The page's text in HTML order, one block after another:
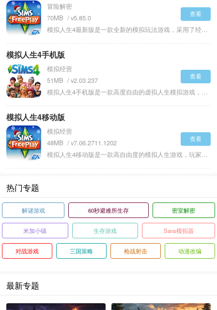
冒险解密
70MB
v5.85.0
模拟人生4最新版是一款全新的模拟玩法游戏，采用了经典的真实模拟玩法模式，玩家可以从零开始创造一个全新的游戏角色，从他的外貌到个性以及爱好等都由你来打造，不同的性格也会影响后续人生中的一些抉择，在游戏中你也会参与社交，结婚生子等，体验真实的人生生活，还可以选择自己的工作职业以及人生目标，同时还有各种丰富的选项发挥你的创造力，没有任何的约束和困扰，在模拟人生的世界里体验别样的另一番人生历程。
查看
模拟人生4手机版
模拟经营
51MB
v2.03.237
模拟人生4手机版是一款高度自由的虚拟人生模拟游戏，将经典的PC端生活沙盒体验完美移植至移动平台，让玩家随时随地开启一段属于自己的人生故事。在游戏中，你将成为自己人生的导演，从零开始创建角色、设计家园、规划人生路径，体验从呱呱坠地到成家立业、直至安享晚年的完整人生旅程，玩家可以自由定制每一位模拟市民的外貌、性格、兴趣爱好与人生目标，无论是阳光开朗的学生、野心勃勃的职场精英，还是热爱艺术的自由创作者，你都可以根据想象赋予他们独特的个性。
查看
模拟人生4移动版
模拟经营
48MB
v7.06.2711.1202
模拟人生4移动版是一款高自由度的模拟人生游戏，玩家可塑造专属虚拟市民，从外貌、性格到技能兴趣，均可自定义出独有的角色形象，甚至复刻现实中的亲友特质。游戏里，玩家将操控市民展开生活，布置包含千种物品的梦想房屋，选择职业道路并通过学习提升技能，还能参与社交、举办派对，让市民在人际互动中收获快乐。同时，游戏无固定任务与结局，玩家可自主规划角色的生活轨迹，搭配拓展包提供的额外家具、职业等内容，打造与现实截然不同的虚拟人生，在每一个选择中体验成长与生活的多元可能。
查看
热门专题
解谜游戏 60秒避难所生存 密室解密
米加小镇 生存游戏 Sans模拟器
对战游戏 三国策略 枪战射击 动漫改编
最新专题